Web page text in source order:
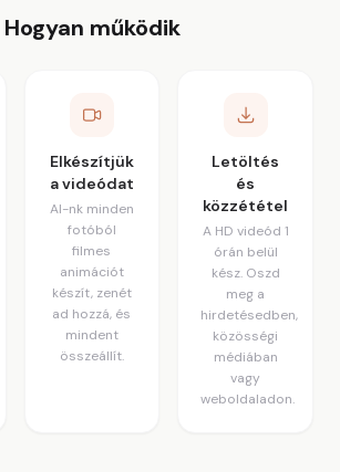
Hogyan működik
Elkészítjük
a videódat
AI-nk minden
fotóból
filmes
animációt
készít, zenét
ad hozzá, és
mindent
összeállít.
Letöltés
és
közzététel
A HD videód 1
órán belül
kész. Oszd
meg a
hirdetésedben,
közösségi
médiában
vagy
weboldaladon.